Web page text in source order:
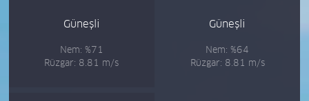
Güneşli
Nem: %71
Rüzgar: 8.81 m/s
Güneşli
Nem: %64
Rüzgar: 8.81 m/s